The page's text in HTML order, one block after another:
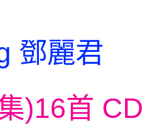
鄧麗君
)16首 CD